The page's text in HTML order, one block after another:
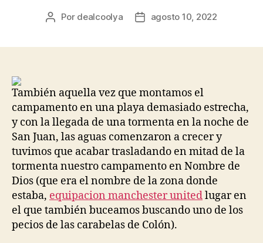
Autor
Por dealcoolya
Fechaagosto 10, 2022
También aquella vez que montamos el
campamento en una playa demasiado estrecha,
y con la llegada de una tormenta en la noche de
San Juan, las aguas comenzaron a crecer y
tuvimos que acabar trasladando en mitad de la
tormenta nuestro campamento en Nombre de
Dios (que era el nombre de la zona donde
estaba, equipacion manchester unitedlugar en
el que también buceamos buscando uno de los
pecios de las carabelas de Colón).